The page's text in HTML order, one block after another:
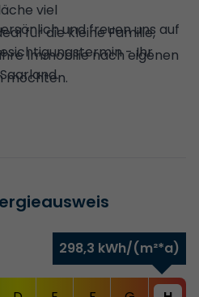
viel
für die kleine Familie,
Immobilie nach eigenen
möchten.
und freuen uns auf
- Ihr
298,3 kWh/(m²*a)